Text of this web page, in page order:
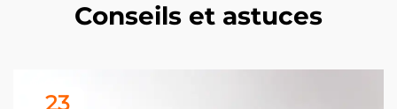
Conseils et astuces
23